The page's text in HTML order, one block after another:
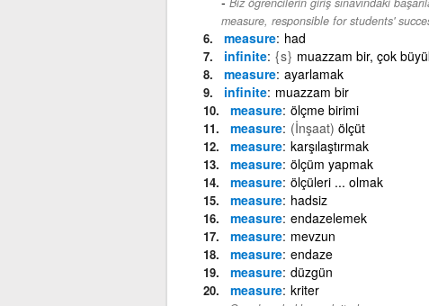
measure, responsible for students'
measure had
infinite {s} muazzam bir, çok
measure ayarlamak
infinite muazzam bir
measure ölçme birimi
measure (İnşaat) ölçüt
measure karşılaştırmak
measure ölçüm yapmak
measure ölçüleri ... olmak
measure hadsiz
measure endazelemek
measure mevzun
measure endaze
measure düzgün
measure kriter